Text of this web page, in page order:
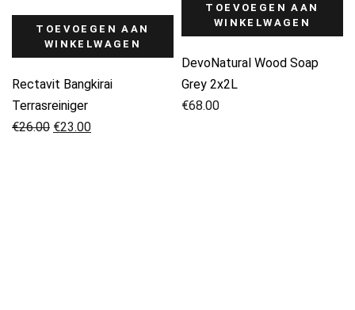
TOEVOEGEN AAN
WINKELWAGEN
Rectavit Bangkirai
Terrasreiniger
€26.00
Oorspronkelijke
€23.00
Huidige
TOEVOEGEN AAN
WINKELWAGEN
DevoNatural Wood Soap
Grey 2x2L
€68.00